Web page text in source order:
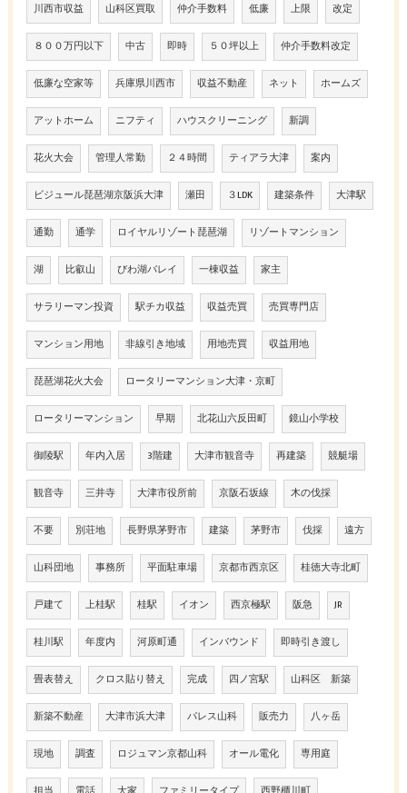
川西市収益 山科区買取 仲介手数料 低廉 上限 改定
８００万円以下 中古 即時 ５０坪以上 仲介手数料改定
低廉な空家等 兵庫県川西市 収益不動産 ネット ホームズ
アットホーム ニフティ ハウスクリーニング 新調
花火大会 管理人常勤 ２４時間 ティアラ大津 案内
ビジュール琵琶湖京阪浜大津 瀬田 ３LDK 建築条件 大津駅
通勤 通学 ロイヤルリゾート琵琶湖 リゾートマンション
湖 比叡山 びわ湖バレイ 一棟収益 家主
サラリーマン投資 駅チカ収益 収益売買 売買専門店
マンション用地 非線引き地域 用地売買 収益用地
琵琶湖花火大会 ロータリーマンション大津・京町
ロータリーマンション 早期 北花山六反田町 鏡山小学校
御陵駅 年内入居 3階建 大津市観音寺 再建築 競艇場
観音寺 三井寺 大津市役所前 京阪石坂線 木の伐採
不要 別荘地 長野県茅野市 建築 茅野市 伐採 遠方
山科団地 事務所 平面駐車場 京都市西京区 桂徳大寺北町
戸建て 上桂駅 桂駅 イオン 西京極駅 阪急 JR
桂川駅 年度内 河原町通 インバウンド 即時引き渡し
畳表替え クロス貼り替え 完成 四ノ宮駅 山科区 新築
新築不動産 大津市浜大津 パレス山科 販売力 八ヶ岳
現地 調査 ロジュマン京都山科 オール電化 専用庭